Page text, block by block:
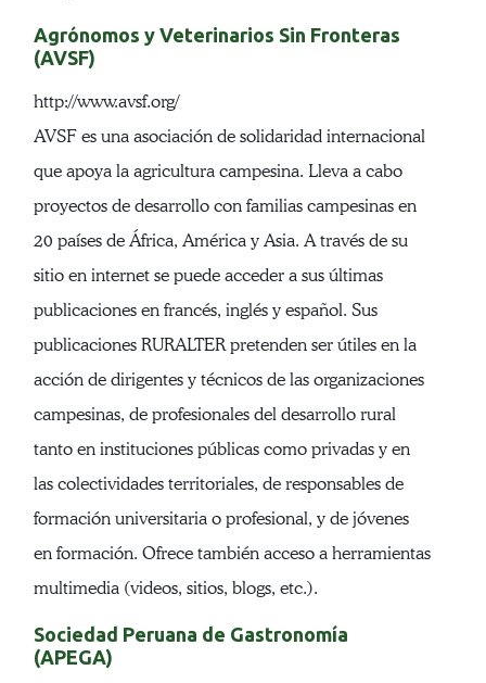
Agrónomos y Veterinarios Sin Fronteras
(AVSF)
http://www.avsf.org/
AVSF es una asociación de solidaridad internacional
que apoya la agricultura campesina. Lleva a cabo
proyectos de desarrollo con familias campesinas en
20 países de África, América y Asia. A través de su
sitio en internet se puede acceder a sus últimas
publicaciones en francés, inglés y español. Sus
publicaciones RURALTER pretenden ser útiles en la
acción de dirigentes y técnicos de las organizaciones
campesinas, de profesionales del desarrollo rural
tanto en instituciones públicas como privadas y en
las colectividades territoriales, de responsables de
formación universitaria o profesional, y de jóvenes
en formación. Ofrece también acceso a herramientas
multimedia (videos, sitios, blogs, etc.).
Sociedad Peruana de Gastronomía
(APEGA)